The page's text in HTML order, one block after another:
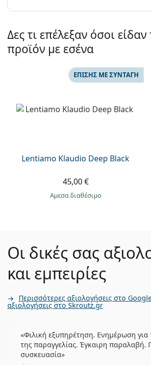
Δες τι επέλεξαν όσοι είδαν
προϊόν με εσένα
Lentiamo Klaudio Deep Black
ΕΠΊΣΗΣ ΜΕ ΣΥΝΤΑΓΉ
45,00 €
άμεσα διαθέσιμο
Οι δικές σας
και εμπειρίες
Περισσότερες αξιολογήσεις στο
αξιολογήσεις στο Skroutz.gr
Φιλική εξυπηρέτηση. Ενημέρωση για
της παραγγελίας. Έγκαιρη παραλαβή.
συσκευασία